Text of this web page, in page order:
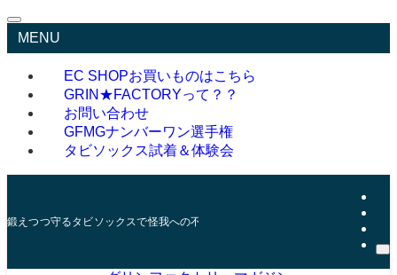
MENU
EC SHOPお買いものはこちら
GRIN★FACTORYって？？
お問い合わせ
GFMGナンバーワン選手権
タビソックス試着＆体験会
鍛えつつ守るタビソックスで怪我への不安を減らそう